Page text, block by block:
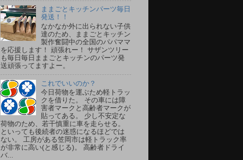
ままごとキッチンパーツ毎日
発送！！
なかなか外に出られない子供
達のため、ままごとキッチン
製作奮闘中の全国のパパママ
を応援します！ 頑張れー！ サザンツリー
も毎日毎日ままごとキッチンのパーツ発
送頑張ってますよー。
これでいいのか？
今日荷物を運ぶため軽トラッ
クを借りた。 その車には障
害者マークと高齢者マークが
貼ってある。 少し不安定な
荷物のため、若干慎重に車を走らせる。
といっても後続者の迷惑になるほどでは
ない。 工房がある笠岡市は軽トラック率
が非常に高い(と感じる)。 高齢者ドライ
バ...